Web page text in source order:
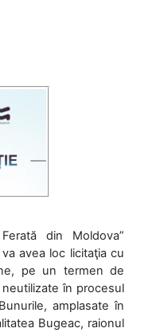
din Moldova”
avea loc licitaţia cu
pe un termen de
în procesul
amplasate în
Bugeac, raionul